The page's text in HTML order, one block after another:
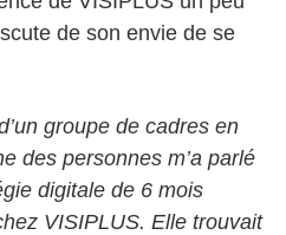
de son envie de se
groupe de cadres en
des personnes m’a parlé
digitale de 6 mois
VISIPLUS. Elle trouvait